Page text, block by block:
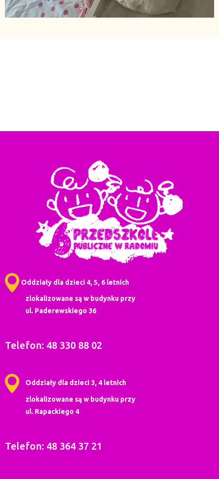
Oddziały dla dzieci 4, 5, 6 letnich
zlokalizowane są w budynku przy
ul. Paderewskiego 36
Telefon: 48 330 88 02
Oddziały dla dzieci 3, 4 letnich
zlokalizowane są w budynku przy
ul. Rapackiego 4
Telefon: 48 364 37 21